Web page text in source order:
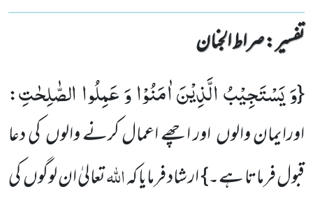
تفسیر : ‎صراط الجنان
{وَ یَسْتَجِیْبُ الَّذِیْنَ اٰمَنُوْا وَ عَمِلُوا الصّٰلِحٰتِ:
اورایمان والوں اور اچھے اعمال کرنے والوں کی دعا
قبول فرماتا ہے۔} ار شاد فرمایا کہاللہتعالیٰ ان لوگوں کی